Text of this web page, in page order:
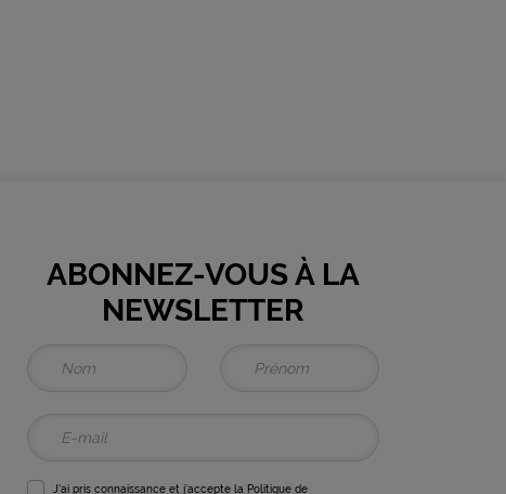
ABONNEZ-VOUS À LA
NEWSLETTER
J'ai pris connaissance et j'accepte la Politique de